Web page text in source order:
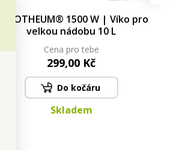
ROBOTHEUM® 1500 W | Víko pro
velkou nádobu 10 L
Cena pro tebe
299,00 Kč
Do kočáru
Skladem